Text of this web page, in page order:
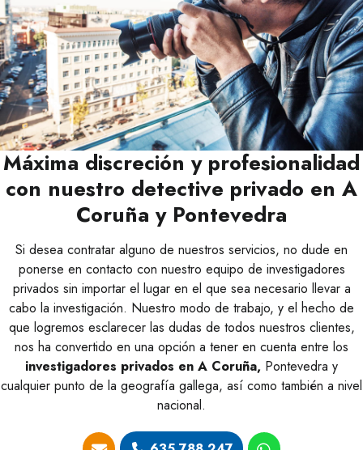
Máxima discreción y profesionalidad
con nuestro detective privado en A
Coruña y Pontevedra
Si desea contratar alguno de nuestros servicios, no dude en
ponerse en contacto con nuestro equipo de investigadores
privados sin importar el lugar en el que sea necesario llevar a
cabo la investigación. Nuestro modo de trabajo, y el hecho de
que logremos esclarecer las dudas de todos nuestros clientes,
nos ha convertido en una opción a tener en cuenta entre los
investigadores privados en A Coruña, Pontevedra y
cualquier punto de la geografía gallega, así como también a nivel
nacional.